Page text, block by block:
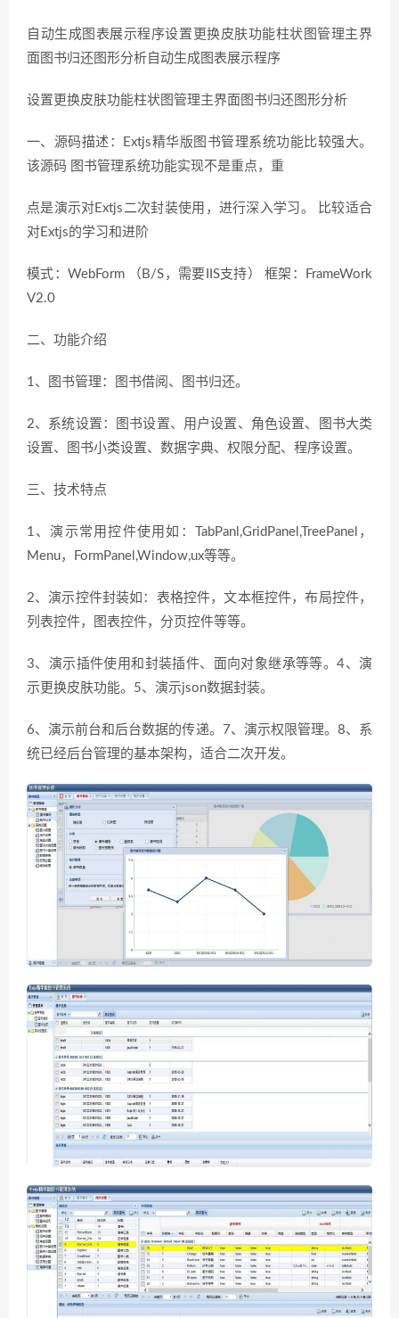
自动生成图表展示程序设置更换皮肤功能柱状图管理主界
面图书归还图形分析自动生成图表展示程序
设置更换皮肤功能柱状图管理主界面图书归还图形分析
一、源码描述：Extjs精华版图书管理系统功能比较强大。
该源码 图书管理系统功能实现不是重点，重
点是演示对Extjs二次封装使用，进行深入学习。 比较适合
对Extjs的学习和进阶
模式：WebForm （B/S，需要IIS支持） 框架：FrameWork
V2.0
二、功能介绍
1、图书管理：图书借阅、图书归还。
2、系统设置：图书设置、用户设置、角色设置、图书大类
设置、图书小类设置、数据字典、权限分配、程序设置。
三、技术特点
1、演示常用控件使用如：TabPanl,GridPanel,TreePanel，
Menu，FormPanel,Window,ux等等。
2、演示控件封装如：表格控件，文本框控件，布局控件，
列表控件，图表控件，分页控件等等。
3、演示插件使用和封装插件、面向对象继承等等。4、演
示更换皮肤功能。5、演示json数据封装。
6、演示前台和后台数据的传递。7、演示权限管理。8、系
统已经后台管理的基本架构，适合二次开发。